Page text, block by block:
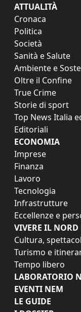
ATTUALITÀ
Cronaca
Politica
Società
Sanità e Salute
Ambiente e
Oltre il Confine
True Crime
Storie di sport
Top News Italia
Editoriali
ECONOMIA
Imprese
Finanza
Lavoro
Tecnologia
Infrastrutture
Eccellenze e
VIVERE IL NORD
Cultura,
Turismo e
Tempo libero
LABORATORIO
EVENTI NEM
LE GUIDE